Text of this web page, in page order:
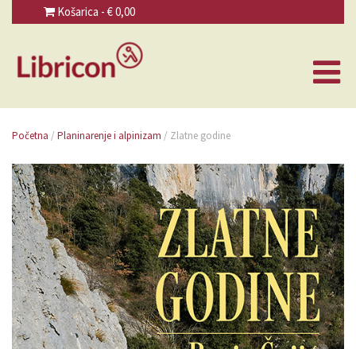
Košarica - €0,00
Početna / Planinarenje i alpinizam / Zlatne godine